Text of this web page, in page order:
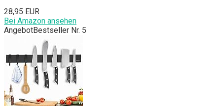
28,95 EUR
Bei Amazon ansehen
AngebotBestseller Nr. 5